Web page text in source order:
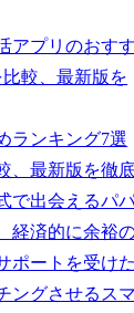
アプリのおすす
較、最新版を
ランキング7選
、最新版を徹
で出会えるパ
経済的に余裕
ポートを受けた
ングさせるスマ